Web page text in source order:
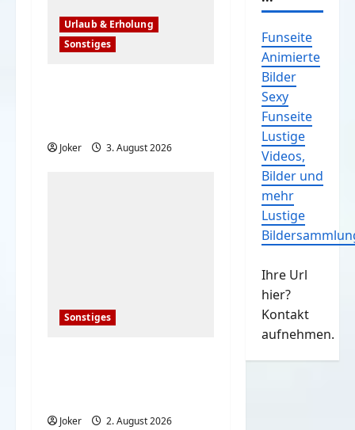
Urlaub & Erholung
Sonstiges
Joker 3. August 2026
Sonstiges
Joker 2. August 2026
Funseite
Animierte
Bilder
Sexy
Funseite
Lustige
Videos,
Bilder und
mehr
Lustige
Ihre Url
hier?
Kontakt
aufnehmen.